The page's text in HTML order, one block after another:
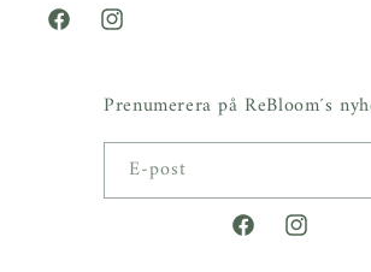
FacebookInstagram
Prenumerera på ReBloom´s
E-post
FacebookInstagram